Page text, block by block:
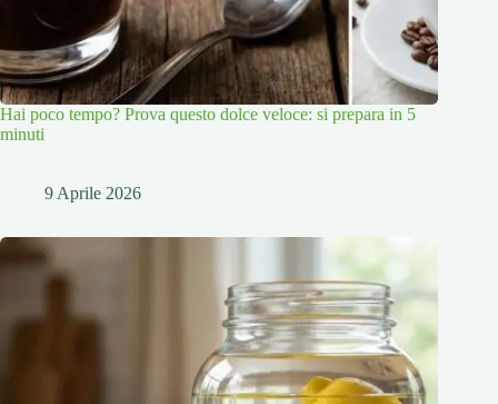
Hai poco tempo? Prova questo dolce veloce: si prepara in 5
minuti
9 Aprile 2026